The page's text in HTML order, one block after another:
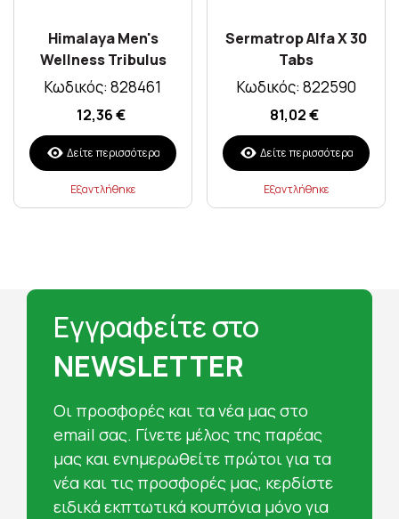
Himalaya Men's
Wellness Tribulus
Gokshura 60 X Tabs
Κωδικός: 828461
12,36 €
Δείτε περισσότερα
Εξαντλήθηκε
Sermatrop Alfa X 30
Tabs
Κωδικός: 822590
81,02 €
Δείτε περισσότερα
Εξαντλήθηκε
Εγγραφείτε στο
NEWSLETTER
Oι προσφορές και τα νέα μας στο
email σας. Γίνετε μέλος της παρέας
μας και ενημερωθείτε πρώτοι για τα
νέα και τις προσφορές μας, κερδίστε
ειδικά εκπτωτικά κουπόνια μόνο για